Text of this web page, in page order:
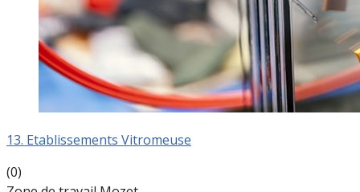
13. Etablissements Vitromeuse
(0)